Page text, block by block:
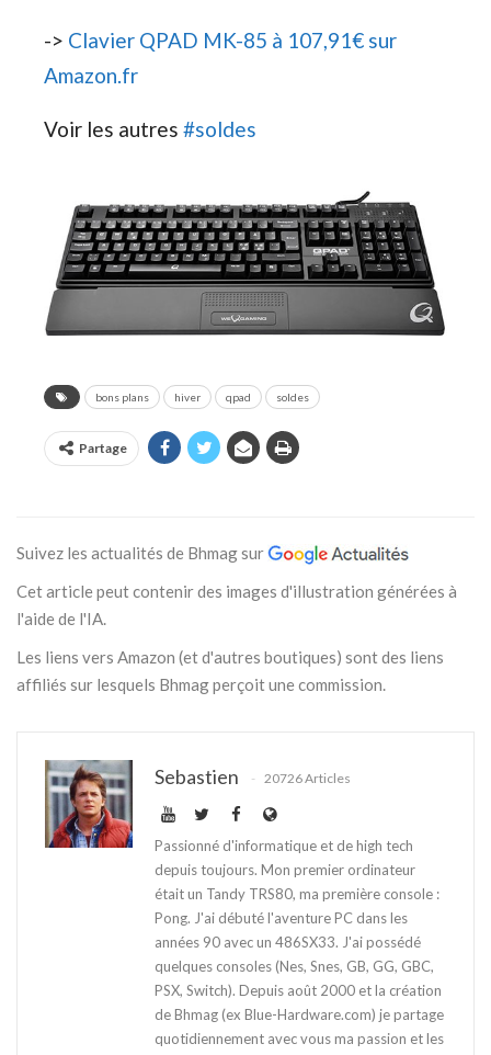
-> Clavier QPAD MK-85 à 107,91€ sur
Amazon.fr
Voir les autres #soldes
bons plans hiver qpad soldes
Partage
Suivez les actualités de Bhmag sur
Cet article peut contenir des images d'illustration générées à
l'aide de l'IA.
Les liens vers Amazon (et d'autres boutiques) sont des liens
affiliés sur lesquels Bhmag perçoit une commission.
Sebastien 20726 Articles
Passionné d'informatique et de high tech
depuis toujours. Mon premier ordinateur
était un Tandy TRS80, ma première console :
Pong. J'ai débuté l'aventure PC dans les
années 90 avec un 486SX33. J'ai possédé
quelques consoles (Nes, Snes, GB, GG, GBC,
PSX, Switch). Depuis août 2000 et la création
de Bhmag (ex Blue-Hardware.com) je partage
quotidiennement avec vous ma passion et les